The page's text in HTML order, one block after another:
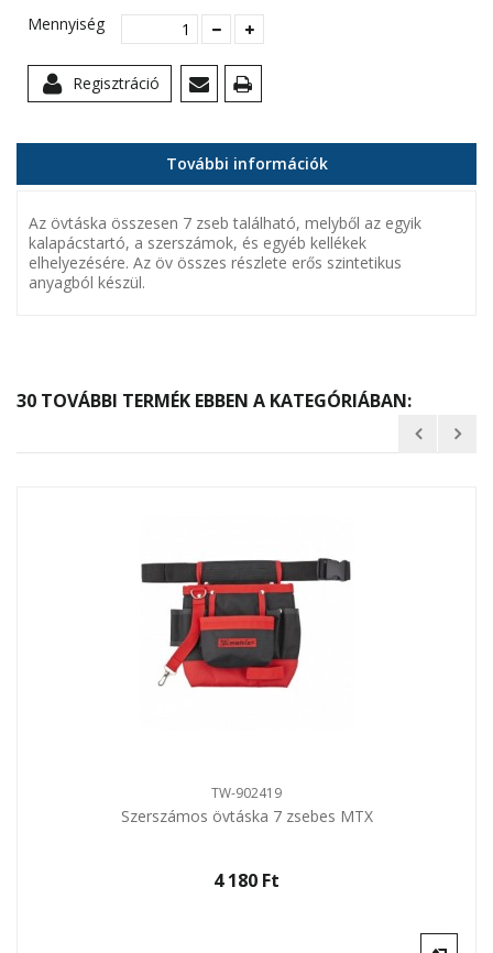
Mennyiség
Regisztráció
További információk
Az övtáska összesen 7 zseb található, melyből az egyik
kalapácstartó, a szerszámok, és egyéb kellékek
elhelyezésére. Az öv összes részlete erős szintetikus
anyagból készül.
30 TOVÁBBI TERMÉK EBBEN A KATEGÓRIÁBAN:
TW-902419
Szerszámos övtáska 7 zsebes MTX
4 180 Ft‎